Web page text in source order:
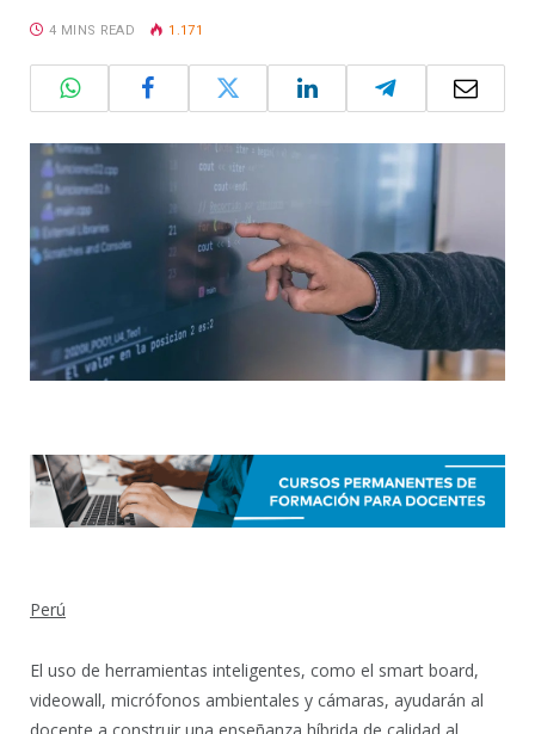
4 MINS READ 1.171
Perú
El uso de herramientas inteligentes, como el smart board,
videowall, micrófonos ambientales y cámaras, ayudarán al